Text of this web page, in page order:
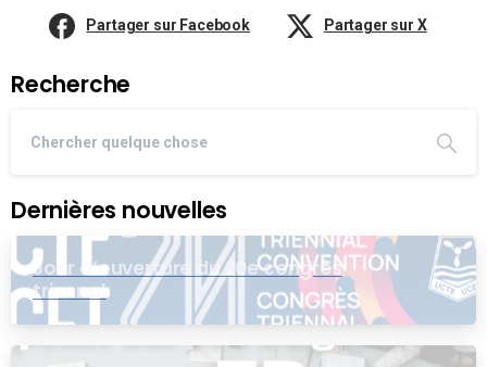
Partager sur Facebook Partager sur X
Recherche
Dernières nouvelles
Jour d’ouverture du 20e congrès
triennal